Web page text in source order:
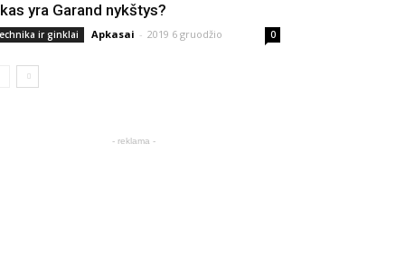
yra Garand nykštys?
ir ginklai Apkasai - 2019 6 gruodžio 0
- reklama -